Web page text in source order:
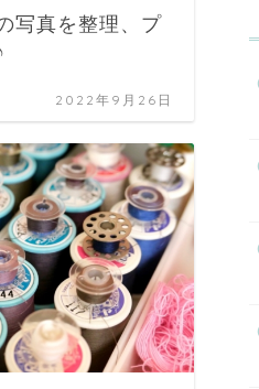
写真を整理、プ
2022年9月26日